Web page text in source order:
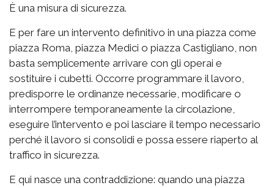
È una misura di sicurezza.
E per fare un intervento definitivo in una piazza come
piazza Roma, piazza Medici o piazza Castigliano, non
basta semplicemente arrivare con gli operai e
sostituire i cubetti. Occorre programmare il lavoro,
predisporre le ordinanze necessarie, modificare o
interrompere temporaneamente la circolazione,
eseguire l’intervento e poi lasciare il tempo necessario
perché il lavoro si consolidi e possa essere riaperto al
traffico in sicurezza.
E qui nasce una contraddizione: quando una piazza